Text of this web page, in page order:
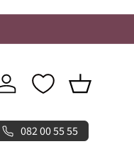
Prijava Košarica
082 00 55 55